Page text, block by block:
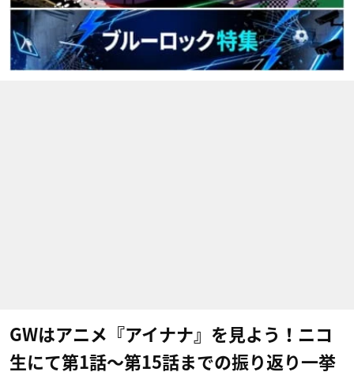
GWはアニメ『アイナナ』を見よう！ニコ
生にて第1話〜第15話までの振り返り一挙